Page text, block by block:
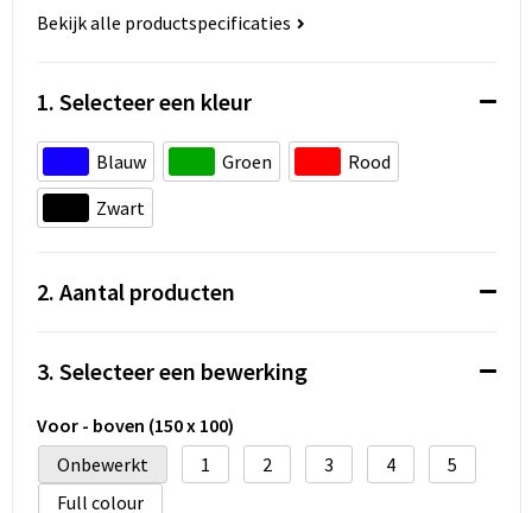
Ademhalingsbescherming
Sporttassen
Accessoires voor tassen
Heuptassen
Documententassen
Laptop hoezen en tassen
Autotassen
Bekijk alle productspecificaties
1. Selecteer een kleur
Blauw Groen
Rood
Zwart
2. Aantal producten
3. Selecteer een bewerking
Voor - boven (150 x 100)
Onbewerkt
1 2 3 4
5
Full colour